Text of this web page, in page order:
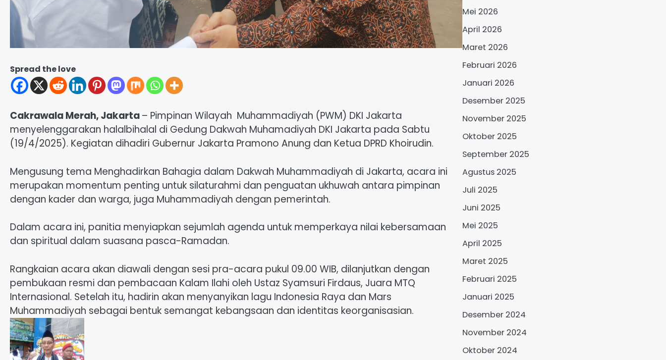
Spread the love
Cakrawala Merah, Jakarta– Pimpinan Wilayah Muhammadiyah (PWM) DKI Jakarta
menyelenggarakan halalbihalal di Gedung Dakwah Muhamadiyah DKI Jakarta pada Sabtu
(19/4/2025). Kegiatan dihadiri Gubernur Jakarta Pramono Anung dan Ketua DPRD Khoirudin.
Mengusung tema Menghadirkan Bahagia dalam Dakwah Muhammadiyah di Jakarta, acara ini
merupakan momentum penting untuk silaturahmi dan penguatan ukhuwah antara pimpinan
dengan kader dan warga, juga Muhammadiyah dengan pemerintah.
Dalam acara ini, panitia menyiapkan sejumlah agenda untuk memperkaya nilai kebersamaan
dan spiritual dalam suasana pasca-Ramadan.
Rangkaian acara akan diawali dengan sesi pra-acara pukul 09.00 WIB, dilanjutkan dengan
pembukaan resmi dan pembacaan Kalam Ilahi oleh Ustaz Syamsuri Firdaus, Juara MTQ
Internasional. Setelah itu, hadirin akan menyanyikan lagu Indonesia Raya dan Mars
Muhammadiyah sebagai bentuk semangat kebangsaan dan identitas keorganisasian.
Mei 2026
April 2026
Maret 2026
Februari 2026
Januari 2026
Desember 2025
November 2025
Oktober 2025
September 2025
Agustus 2025
Juli 2025
Juni 2025
Mei 2025
April 2025
Maret 2025
Februari 2025
Januari 2025
Desember 2024
November 2024
Oktober 2024